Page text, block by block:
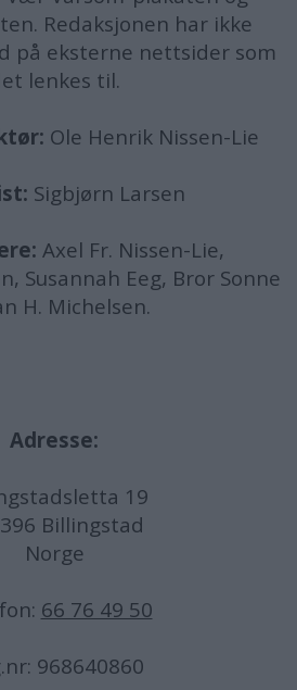
Redaksjonen har ikke
på eksterne nettsider som
lenkes til.
Ole Henrik Nissen-Lie
Sigbjørn Larsen
Axel Fr. Nissen-Lie,
Susannah Eeg, Bror Sonne
H. Michelsen.
Adresse:
19
Billingstad
Norge
66 76 49 50
968640860